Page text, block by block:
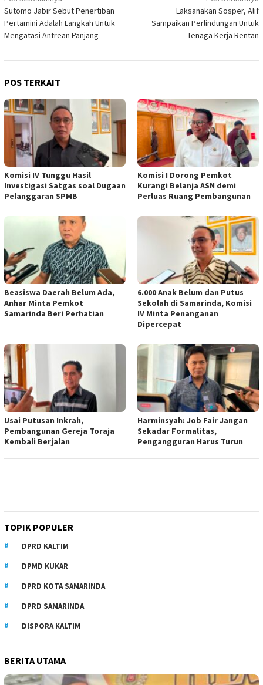
pos
Sutomo Jabir Sebut Penertiban
Pertamini Adalah Langkah Untuk
Mengatasi Antrean Panjang
Laksanakan Sosper, Alif
Sampaikan Perlindungan Untuk
Tenaga Kerja Rentan
POS TERKAIT
Komisi IV Tunggu Hasil
Investigasi Satgas soal Dugaan
Pelanggaran SPMB
Komisi I Dorong Pemkot
Kurangi Belanja ASN demi
Perluas Ruang Pembangunan
Beasiswa Daerah Belum Ada,
Anhar Minta Pemkot
Samarinda Beri Perhatian
6.000 Anak Belum dan Putus
Sekolah di Samarinda, Komisi
IV Minta Penanganan
Dipercepat
Usai Putusan Inkrah,
Pembangunan Gereja Toraja
Kembali Berjalan
Harminsyah: Job Fair Jangan
Sekadar Formalitas,
Pengangguran Harus Turun
TOPIK POPULER
DPRD KALTIM
DPMD KUKAR
DPRD KOTA SAMARINDA
DPRD SAMARINDA
DISPORA KALTIM
BERITA UTAMA